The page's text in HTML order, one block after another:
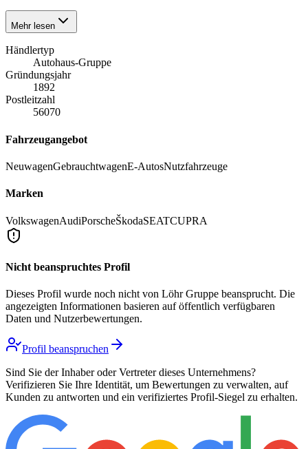
Mehr lesen
Händlertyp
Autohaus-Gruppe
Gründungsjahr
1892
Postleitzahl
56070
Fahrzeugangebot
NeuwagenGebrauchtwagenE-AutosNutzfahrzeuge
Marken
VolkswagenAudiPorscheŠkodaSEATCUPRA
Nicht beanspruchtes Profil
Dieses Profil wurde noch nicht von Löhr Gruppe beansprucht. Die
angezeigten Informationen basieren auf öffentlich verfügbaren
Daten und Nutzerbewertungen.
Profil beanspruchen
Sind Sie der Inhaber oder Vertreter dieses Unternehmens?
Verifizieren Sie Ihre Identität, um Bewertungen zu verwalten, auf
Kunden zu antworten und ein verifiziertes Profil-Siegel zu erhalten.